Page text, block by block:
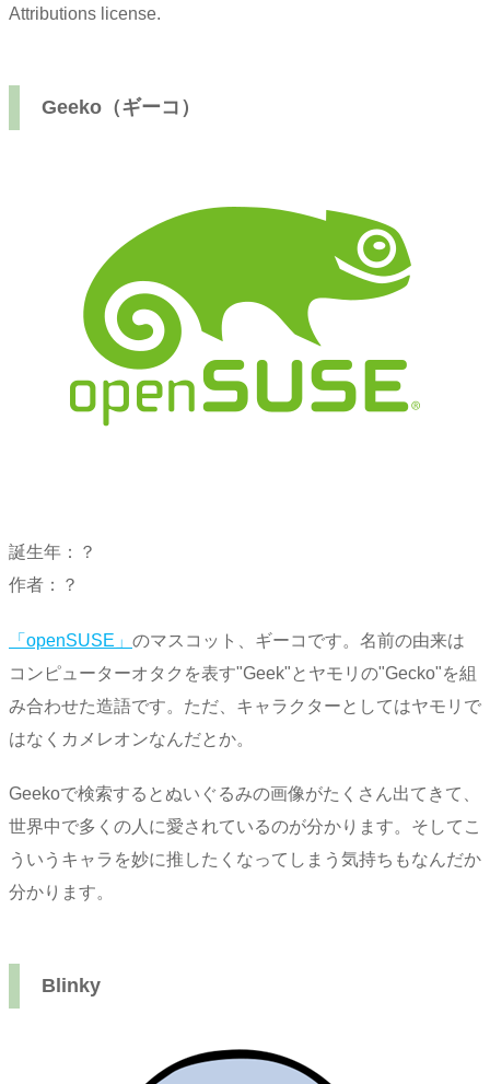
Attributions license.
Geeko（ギーコ）
誕生年：？
作者：？
「openSUSE」 のマスコット、ギーコです。名前の由来は
コンピューターオタクを表す"Geek"とヤモリの"Gecko"を組
み合わせた造語です。ただ、キャラクターとしてはヤモリで
はなくカメレオンなんだとか。
Geekoで検索するとぬいぐるみの画像がたくさん出てきて、
世界中で多くの人に愛されているのが分かります。そしてこ
ういうキャラを妙に推したくなってしまう気持ちもなんだか
分かります。
Blinky